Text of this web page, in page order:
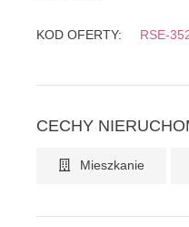
KOD OFERTY: RSE-
CECHY
Mieszkanie